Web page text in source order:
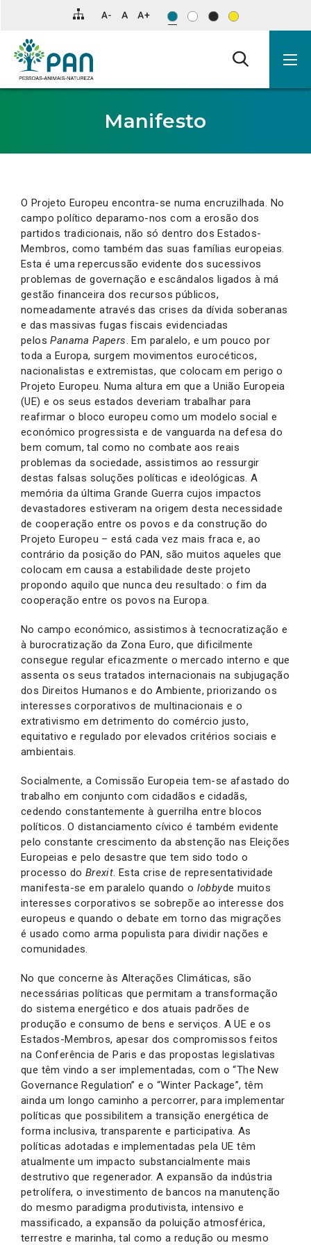
para
conteúdo
principal
da
Manifesto
O Projeto Europeu encontra-se numa encruzilhada. No
campo político deparamo-nos com a erosão dos
partidos tradicionais, não só dentro dos Estados-
Membros, como também das suas famílias europeias.
Esta é uma repercussão evidente dos sucessivos
problemas de governação e escândalos ligados à má
gestão financeira dos recursos públicos,
nomeadamente através das crises da dívida soberanas
e das massivas fugas fiscais evidenciadas
pelosPanama Papers. Em paralelo, e um pouco por
toda a Europa, surgem movimentos eurocéticos,
nacionalistas e extremistas, que colocam em perigo o
Projeto Europeu. Numa altura em que a União Europeia
(UE) e os seus estados deveriam trabalhar para
reafirmar o bloco europeu como um modelo social e
económico progressista e de vanguarda na defesa do
bem comum, tal como no combate aos reais
problemas da sociedade, assistimos ao ressurgir
destas falsas soluções políticas e ideológicas. A
memória da última Grande Guerra cujos impactos
devastadores estiveram na origem desta necessidade
de cooperação entre os povos e da construção do
Projeto Europeu – está cada vez mais fraca e, ao
contrário da posição do PAN, são muitos aqueles que
colocam em causa a estabilidade deste projeto
propondo aquilo que nunca deu resultado: o fim da
cooperação entre os povos na Europa.
No campo económico, assistimos à tecnocratização e
à burocratização da Zona Euro, que dificilmente
consegue regular eficazmente o mercado interno e que
assenta os seus tratados internacionais na subjugação
dos Direitos Humanos e do Ambiente, priorizando os
interesses corporativos de multinacionais e o
extrativismo em detrimento do comércio justo,
equitativo e regulado por elevados critérios sociais e
ambientais.
Socialmente, a Comissão Europeia tem-se afastado do
trabalho em conjunto com cidadãos e cidadãs,
cedendo constantemente à guerrilha entre blocos
políticos. O distanciamento cívico é também evidente
pelo constante crescimento da abstenção nas Eleições
Europeias e pelo desastre que tem sido todo o
processo do Brexit. Esta crise de representatividade
manifesta-se em paralelo quando o lobbyde muitos
interesses corporativos se sobrepõe ao interesse dos
europeus e quando o debate em torno das migrações
é usado como arma populista para dividir nações e
comunidades.
No que concerne às Alterações Climáticas, são
necessárias políticas que permitam a transformação
do sistema energético e dos atuais padrões de
produção e consumo de bens e serviços. A UE e os
Estados-Membros, apesar dos compromissos feitos
na Conferência de Paris e das propostas legislativas
que têm vindo a ser implementadas, com o “The New
Governance Regulation” e o “Winter Package”, têm
ainda um longo caminho a percorrer, para implementar
políticas que possibilitem a transição energética de
forma inclusiva, transparente e participativa. As
políticas adotadas e implementadas pela UE têm
atualmente um impacto substancialmente mais
destrutivo que regenerador. A expansão da indústria
petrolífera, o investimento de bancos na manutenção
do mesmo paradigma produtivista, intensivo e
massificado, a expansão da poluição atmosférica,
terrestre e marinha, tal como a redução ou mesmo